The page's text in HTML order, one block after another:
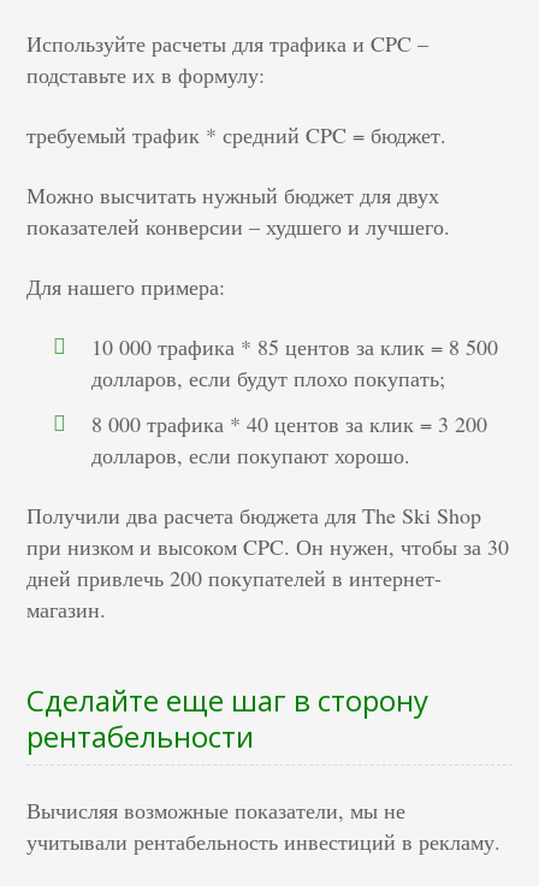
Используйте расчеты для трафика и CPC –
подставьте их в формулу:
требуемый трафик * средний CPC = бюджет.
Можно высчитать нужный бюджет для двух
показателей конверсии – худшего и лучшего.
Для нашего примера:
10 000 трафика * 85 центов за клик = 8 500
долларов, если будут плохо покупать;
8 000 трафика * 40 центов за клик = 3 200
долларов, если покупают хорошо.
Получили два расчета бюджета для The Ski Shop
при низком и высоком CPC. Он нужен, чтобы за 30
дней привлечь 200 покупателей в интернет-
магазин.
Сделайте еще шаг в сторону
рентабельности
Вычисляя возможные показатели, мы не
учитывали рентабельность инвестиций в рекламу.